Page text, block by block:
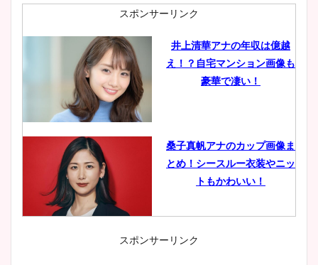
スポンサーリンク
井上清華アナの年収は億越
え！？自宅マンション画像も
豪華で凄い！
桑子真帆アナのカップ画像ま
とめ！シースルー衣装やニッ
トもかわいい！
小室瑛莉子のカップ画像まと
スポンサーリンク